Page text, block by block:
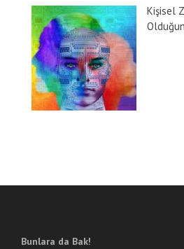
Kişisel
Bunlara da Bak!